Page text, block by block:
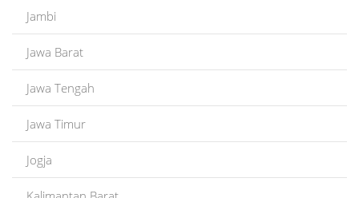
Jambi
Jawa Barat
Jawa Tengah
Jawa Timur
Jogja